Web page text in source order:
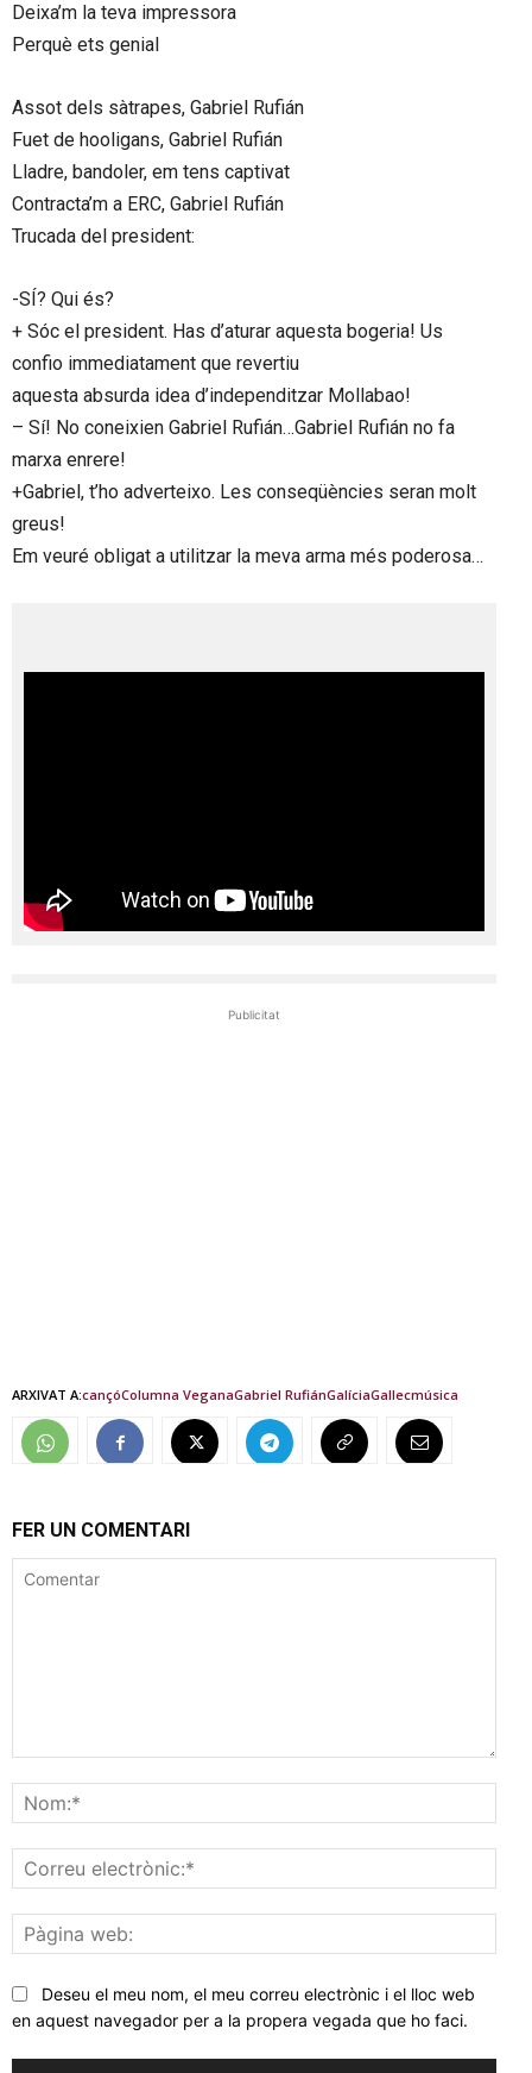
Deixa’m la teva impressora
Perquè ets genial
Assot dels sàtrapes, Gabriel Rufián
Fuet de hooligans, Gabriel Rufián
Lladre, bandoler, em tens captivat
Contracta’m a ERC, Gabriel Rufián
Trucada del president:
-SÍ? Qui és?
+ Sóc el president. Has d’aturar aquesta bogeria! Us
confio immediatament que revertiu
aquesta absurda idea d’independitzar Mollabao!
– Sí! No coneixien Gabriel Rufián…Gabriel Rufián no fa
marxa enrere!
+Gabriel, t’ho adverteixo. Les conseqüències seran molt
greus!
Em veuré obligat a utilitzar la meva arma més poderosa…
Publicitat
ARXIVAT A:cançóColumna VeganaGabriel RufiánGalíciaGallecmúsica
FER UN COMENTARI
web:
Deseu el meu nom, el meu correu electrònic i el lloc web
en aquest navegador per a la propera vegada que ho faci.